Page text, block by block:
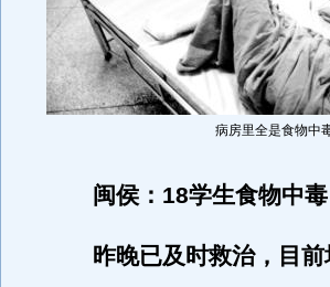
病房里全是食物中
闽侯：18学生食物中毒
昨晚已及时救治，目前